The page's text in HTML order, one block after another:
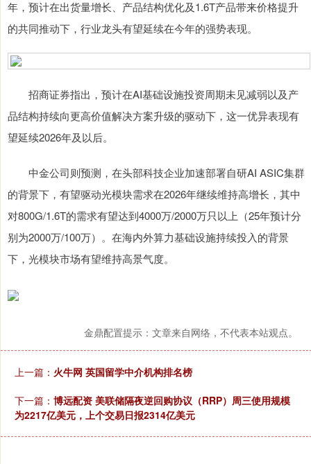
年，预计在出货量增长、产品结构优化及1.6T产品带来价格提升
的共同推动下，行业龙头有望延续在今年的强势表现。
招商证券指出，预计在AI基础设施投资周期未见减弱以及产
品结构持续向更高价值解决方案升级的驱动下，这一优异表现有
望延续2026年及以后。
中金公司则预测，在头部科技企业加速部署自研AI ASIC集群
的背景下，有望驱动光模块需求在2026年继续维持高增长，其中
对800G/1.6T的需求有望达到4000万/2000万只以上（25年预计分
别为2000万/100万）。在海内外算力基础设施持续投入的背景
下，光模块市场有望维持高景气度。
金鼎配置提示：文章来自网络，不代表本站观点。
上一篇： 火牛网 英国留学中介机构排名榜
下一篇： 博远配资 美联储隔夜逆回购协议（RRP）周三使用规模
为2217亿美元，上个交易日报2314亿美元